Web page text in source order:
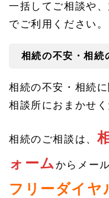
一括してご相談や
でご利用ください。
相続の不安・相続
相続の不安・相続
相談所におまかせく
相続のご相談は、
ォーム からメー
フリーダイ